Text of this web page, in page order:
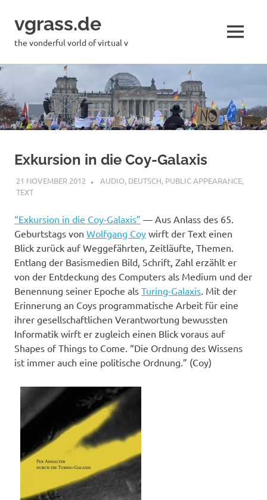
content
vgrass.de
the vonderful vorld of virtual v MENU
Exkursion in die Coy-Galaxis
21 NOVEMBER 2012 VGRASS
AUDIO, DEUTSCH, PUBLIC APPEARANCE,
TEXT
“Exkursion in die Coy-Galaxis” — Aus Anlass des 65.
Geburtstags von Wolfgang Coy wirft der Text einen
Blick zurück auf Weggefährten, Zeitläufte, Themen.
Entlang der Basismedien Bild, Schrift, Zahl erzählt er
von der Entdeckung des Computers als Medium und der
Benennung seiner Epoche als Turing-Galaxis . Mit der
Erinnerung an Coys programmatische Arbeit für eine
ihrer gesellschaftlichen Verantwortung bewussten
Informatik wirft er zugleich einen Blick voraus auf
Shapes of Things to Come. “Die Ordnung des Wissens
ist immer auch eine politische Ordnung.” (Coy)